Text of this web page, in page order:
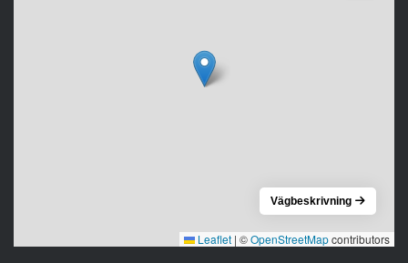
Leaflet | ©OpenStreetMapcontributors
Vägbeskrivning